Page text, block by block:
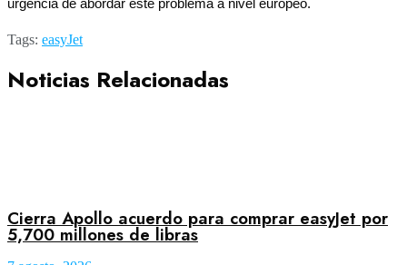
urgencia de abordar este problema a nivel europeo.
Tags: easyJet
Noticias Relacionadas
Cierra Apollo acuerdo para comprar easyJet por
5,700 millones de libras